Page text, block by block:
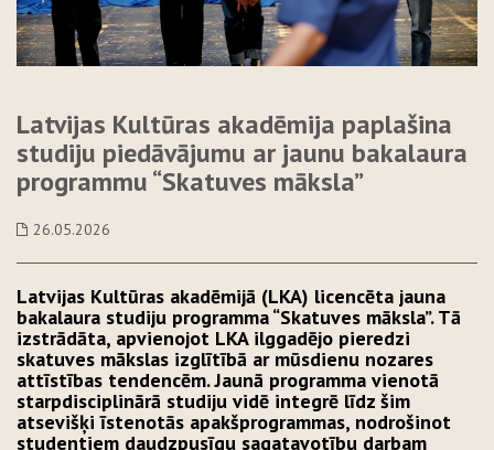
Latvijas Kultūras akadēmija paplašina
studiju piedāvājumu ar jaunu bakalaura
programmu “Skatuves māksla”
26.05.2026
Latvijas Kultūras akadēmijā (LKA) licencēta jauna
bakalaura studiju programma “Skatuves māksla”. Tā
izstrādāta, apvienojot LKA ilggadējo pieredzi
skatuves mākslas izglītībā ar mūsdienu nozares
attīstības tendencēm. Jaunā programma vienotā
starpdisciplinārā studiju vidē integrē līdz šim
atsevišķi īstenotās apakšprogrammas, nodrošinot
studentiem daudzpusīgu sagatavotību darbam